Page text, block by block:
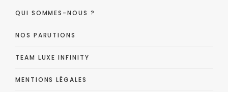
QUI SOMMES-NOUS ?
NOS PARUTIONS
TEAM LUXE INFINITY
MENTIONS LÉGALES